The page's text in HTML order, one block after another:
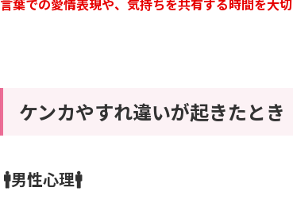
言葉での愛情表現や、気持ちを共有する時間を大切
ケンカやすれ違いが起きたとき
🚹男性心理🚹